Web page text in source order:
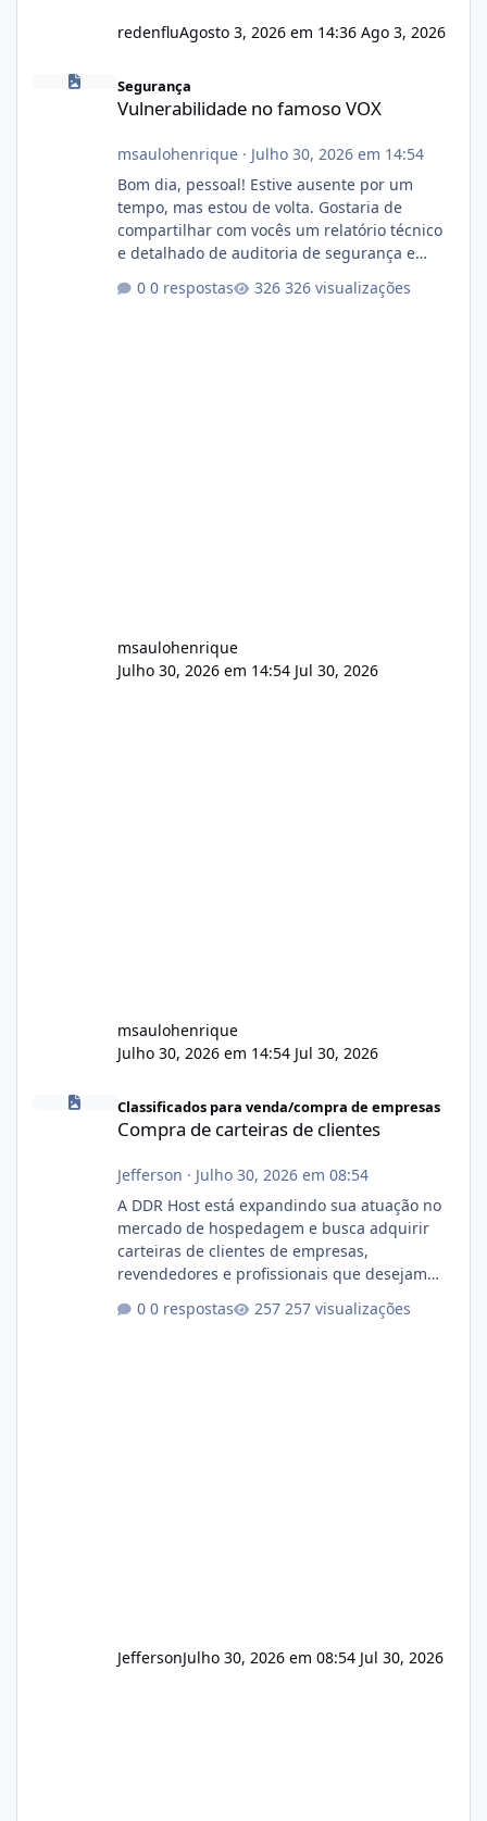
redenfluAgosto 3, 2026 em 14:36 Ago 3, 2026
Vulnerabilidade no famoso VOX
Segurança
Vulnerabilidade no famoso VOX
msaulohenrique· Julho 30, 2026 em 14:54
Bom dia, pessoal! Estive ausente por um
tempo, mas estou de volta. Gostaria de
compartilhar com vocês um relatório técnico
e detalhado de auditoria de segurança e
atualmente em circulação e comercialização
0 respostas 326 visualizações
msaulohenrique
Julho 30, 2026 em 14:54 Jul 30, 2026
msaulohenrique
Julho 30, 2026 em 14:54 Jul 30, 2026
Compra de carteiras de clientes
Classificados para venda/compra de empresas
Compra de carteiras de clientes
Jefferson · Julho 30, 2026 em 08:54
A DDR Host está expandindo sua atuação no
mercado de hospedagem e busca adquirir
carteiras de clientes de empresas,
revendedores e profissionais que desejam
operação. Se você possui clientes ativos de
0 respostas 257 visualizações
JeffersonJulho 30, 2026 em 08:54 Jul 30, 2026